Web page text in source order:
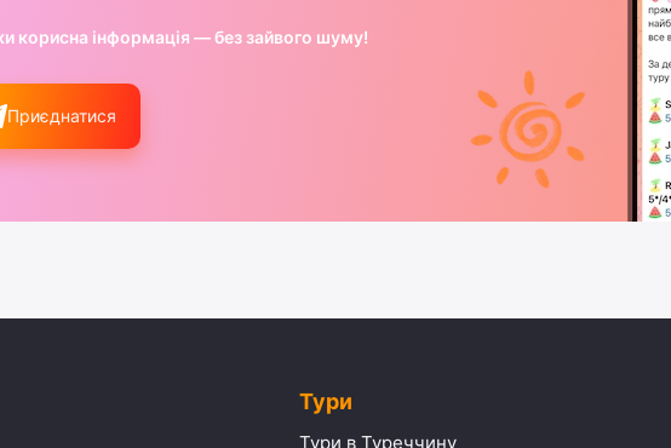
корисна інформація — без зайвого шуму!
Приєднатися
Тури
Тури в Туреччину